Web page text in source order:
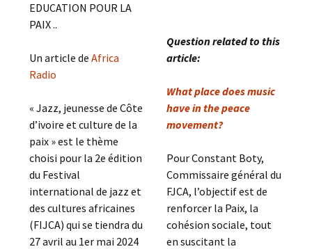
EDUCATION POUR LA
PAIX ..
Un article deAfrica
Radio
« Jazz, jeunesse de Côte
d’ivoire et culture de la
paix » est le thème
choisi pour la 2e édition
du Festival
international de jazz et
des cultures africaines
(FIJCA) qui se tiendra du
27 avril au 1er mai 2024
Question related to this
article:
What place does music
have in the peace
movement?
Pour Constant Boty,
Commissaire général du
FJCA, l’objectif est de
renforcer la Paix, la
cohésion sociale, tout
en suscitant la